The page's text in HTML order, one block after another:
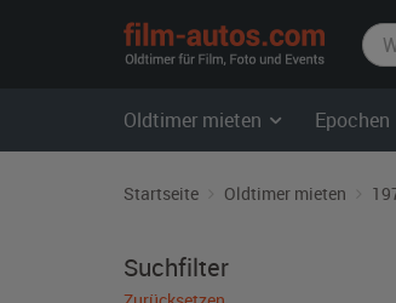
film-
Oldtimer mieten Epochen
Startseite Oldtimer mieten
Suchfilter